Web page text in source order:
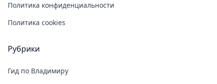
Политика конфиденциальности
Политика cookies
Рубрики
Гид по Владимиру